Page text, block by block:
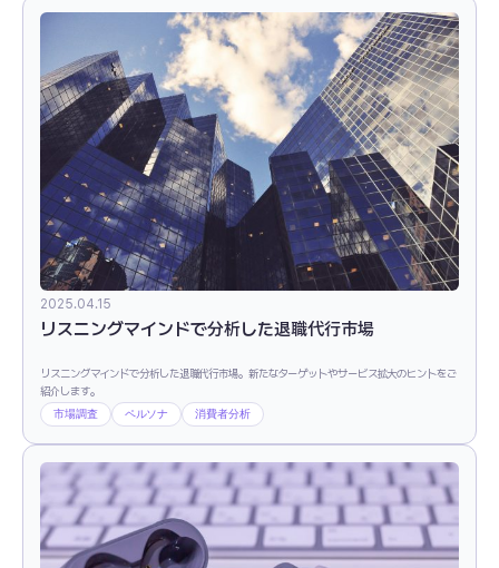
2025.04.15
リスニングマインドで分析した退職代行市場
リスニングマインドで分析した退職代行市場。新たなターゲットやサービス拡大のヒントをご
紹介します。
市場調査 ペルソナ 消費者分析